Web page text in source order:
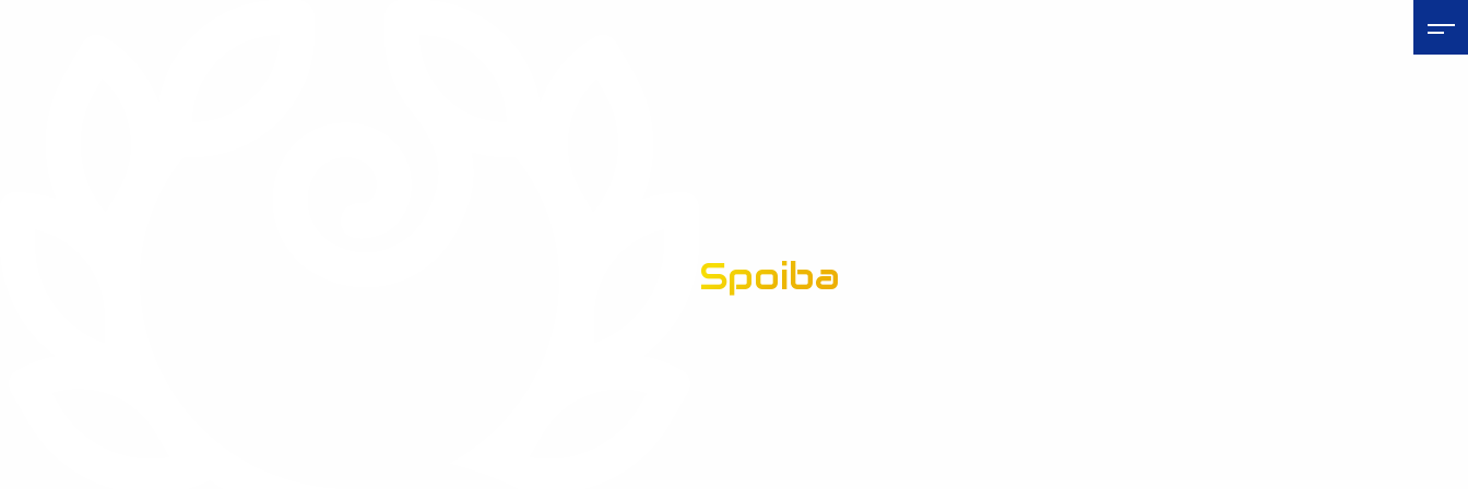
Spoiba